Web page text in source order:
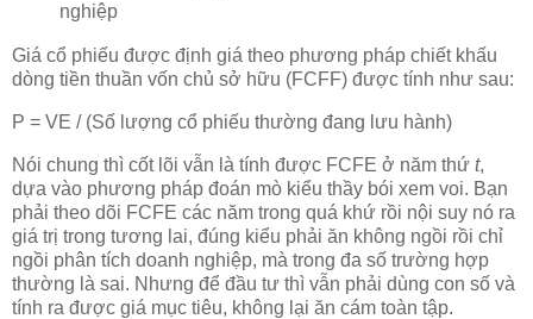
nghiệp
Giá cổ phiếu được định giá theo phương pháp chiết khấu
dòng tiền thuần vốn chủ sở hữu (FCFF) được tính như sau:
P = VE / (Số lượng cổ phiếu thường đang lưu hành)
Nói chung thì cốt lõi vẫn là tính được FCFE ở năm thứ t,
dựa vào phương pháp đoán mò kiểu thầy bói xem voi. Bạn
phải theo dõi FCFE các năm trong quá khứ rồi nội suy nó ra
giá trị trong tương lai, đúng kiểu phải ăn không ngồi rồi chỉ
ngồi phân tích doanh nghiệp, mà trong đa số trường hợp
thường là sai. Nhưng để đầu tư thì vẫn phải dùng con số và
tính ra được giá mục tiêu, không lại ăn cám toàn tập.